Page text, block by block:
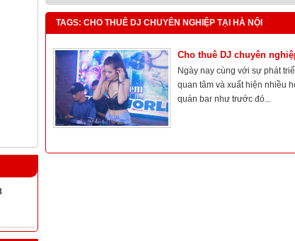
TAGS: CHO THUÊ DJ CHUYÊN NGHIỆP TẠI HÀ NỘI
Cho thuê DJ chuyên
Ngày nay cùng với sự phát
quan tâm và xuất hiện nhiều
quán bar như trước đó...